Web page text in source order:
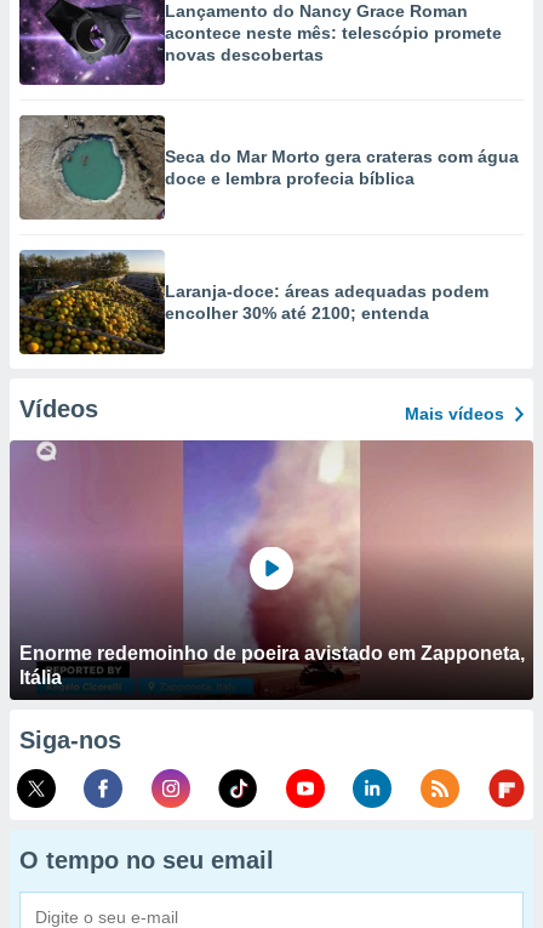
Lançamento do Nancy Grace Roman
acontece neste mês: telescópio promete
novas descobertas
Seca do Mar Morto gera crateras com água
doce e lembra profecia bíblica
Laranja-doce: áreas adequadas podem
encolher 30% até 2100; entenda
Vídeos Mais vídeos
Enorme redemoinho de poeira avistado em Zapponeta,
Itália
Siga-nos
O tempo no seu email